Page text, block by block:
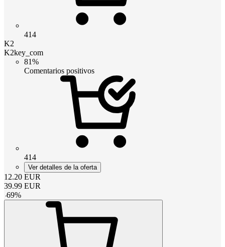
414
K2
K2key_com
81%
Comentarios positivos
414
Ver detalles de la oferta
12.20 EUR
39.99 EUR
-69%